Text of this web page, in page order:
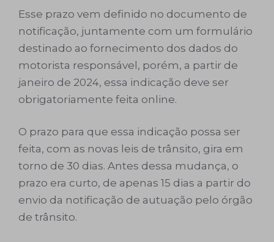
Esse prazo vem definido no documento de
notificação, juntamente com um formulário
destinado ao fornecimento dos dados do
motorista responsável, porém, a partir de
janeiro de 2024, essa indicação deve ser
obrigatoriamente feita online.
O prazo para que essa indicação possa ser
feita, com as novas leis de trânsito, gira em
torno de 30 dias. Antes dessa mudança, o
prazo era curto, de apenas 15 dias a partir do
envio da notificação de autuação pelo órgão
de trânsito.